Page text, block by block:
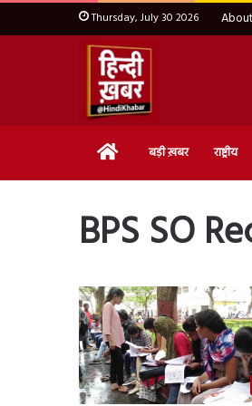
Thursday, July 30 2026 About
Home बड़ी ख़बर राष्ट्रीय
BPS SO